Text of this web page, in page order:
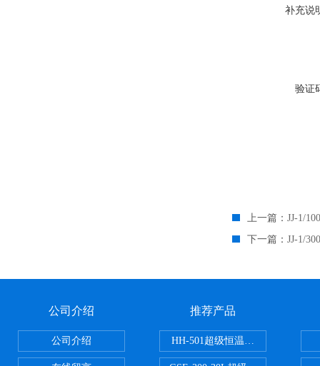
补充说
验证
上一篇： JJ-1/
下一篇： JJ-1/
公司介绍
公司介绍
推荐产品
HH-501超级恒温水浴